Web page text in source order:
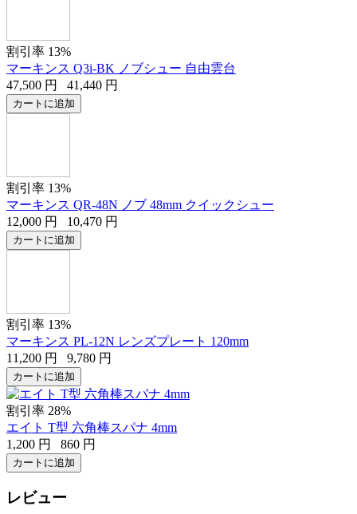
割引率 13%
マーキンス Q3i-BK ノブシュー 自由雲台
47,500 円 41,440 円
カートに追加
割引率 13%
マーキンス QR-48N ノブ 48mm クイックシュー
12,000 円 10,470 円
カートに追加
割引率 13%
マーキンス PL-12N レンズプレート 120mm
11,200 円 9,780 円
カートに追加
割引率 28%
エイト T型 六角棒スパナ 4mm
1,200 円 860 円
カートに追加
レビュー